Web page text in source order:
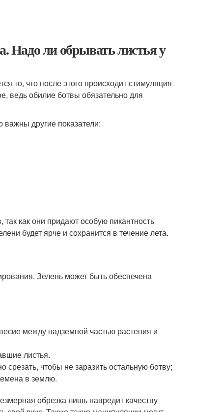
Надо ли обрывать листья у
то, что после этого происходит стимуляция
ведь обилие ботвы обязательно для
важны другие показатели:
как они придают особую пикантность
будет ярче и сохранится в течение лета.
Зелень может быть обеспечена
между надземной частью растения и
листья.
чтобы не заразить остальную ботву;
в землю.
обрезка лишь навредит качеству